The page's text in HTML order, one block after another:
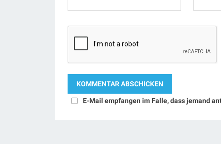
E-Mail empfangen im Falle, dass jemand